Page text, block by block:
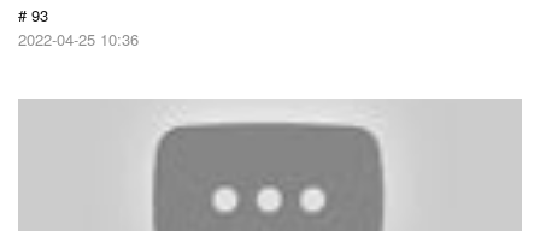
# 93
2022-04-25 10:36